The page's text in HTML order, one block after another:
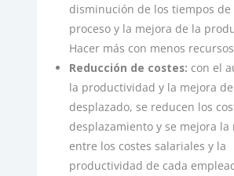
disminución de los tiempos de
proceso y la mejora de la
Hacer más con menos
Reducción de costes: con el
la productividad y la mejora
desplazado, se reducen los
desplazamiento y se mejora la
entre los costes salariales y la
productividad de cada